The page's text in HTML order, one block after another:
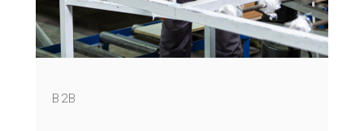
B2B